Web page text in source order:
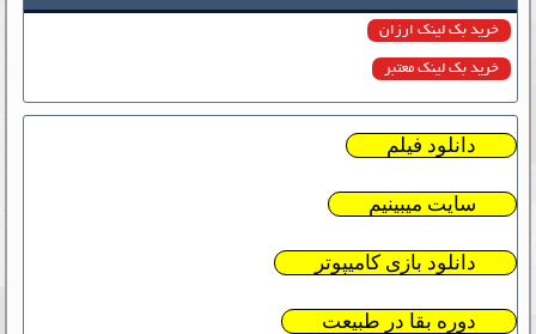
خرید بک لینک ارزان
خرید بک لینک معتبر
دانلود فیلم
سایت میبینیم
دانلود بازی کامیپوتر
دوره بقا در طبیعت